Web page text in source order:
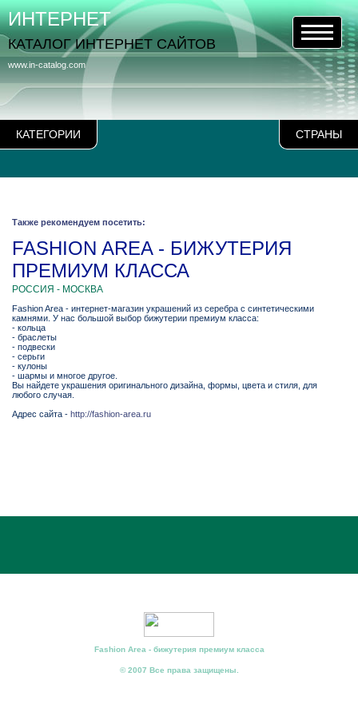
КАТЕГОРИИ СТРАНЫ
www.in-catalog.com
ИНТЕРНЕТ
КАТАЛОГ ИНТЕРНЕТ САЙТОВ
Также рекомендуем посетить:
FASHION AREA - БИЖУТЕРИЯ
ПРЕМИУМ КЛАССА
РОССИЯ - МОСКВА
Fashion Area - интернет-магазин украшений из серебра с синтетическими
камнями. У нас большой выбор бижутерии премиум класса:
- кольца
- браслеты
- подвески
- серьги
- кулоны
- шармы и многое другое.
Вы найдете украшения оригинального дизайна, формы, цвета и стиля, для
любого случая.
Адрес сайта - http://fashion-area.ru
Fashion Area - бижутерия премиум класса
© 2007 Все права защищены.